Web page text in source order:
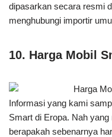
dipasarkan secara resmi
menghubungi importir
10. Harga Mobil
Informasi yang kami
Smart di Eropa. Nah
berapakah sebenarnya